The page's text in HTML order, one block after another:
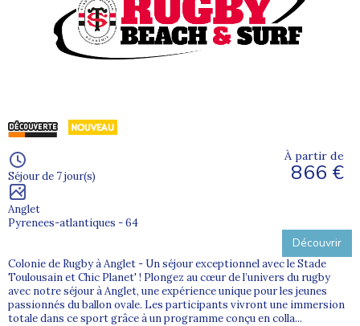
Séjour de 7 jour(s)
Anglet
Pyrenees-atlantiques - 64
À partir de
866 €
Découvrir
Colonie de Rugby à Anglet - Un séjour exceptionnel avec le Stade
Toulousain et Chic Planet' ! Plongez au cœur de l’univers du rugby
avec notre séjour à Anglet, une expérience unique pour les jeunes
passionnés du ballon ovale. Les participants vivront une immersion
totale dans ce sport grâce à un programme conçu en colla...